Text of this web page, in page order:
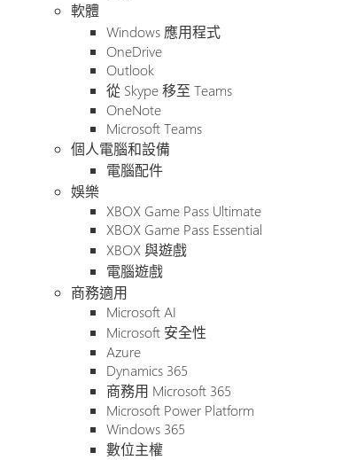
軟體
Windows 應用程式
OneDrive
Outlook
從 Skype 移至 Teams
OneNote
Microsoft Teams
個人電腦和設備
電腦配件
娛樂
XBOX Game Pass Ultimate
XBOX Game Pass Essential
XBOX 與遊戲
電腦遊戲
商務適用
Microsoft AI
Microsoft 安全性
Azure
Dynamics 365
商務用 Microsoft 365
Microsoft Power Platform
Windows 365
數位主權